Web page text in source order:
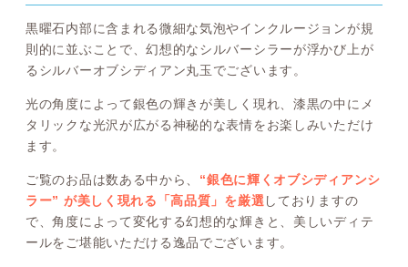
黒曜石内部に含まれる微細な気泡やインクルージョンが規
則的に並ぶことで、幻想的なシルバーシラーが浮かび上が
るシルバーオブシディアン丸玉でございます。
光の角度によって銀色の輝きが美しく現れ、漆黒の中にメ
タリックな光沢が広がる神秘的な表情をお楽しみいただけ
ます。
ご覧のお品は数ある中から、 “銀色に輝くオブシディアンシ
ラー” が美しく現れる「高品質」を厳選 しておりますの
で、角度によって変化する幻想的な輝きと、美しいディテ
ールをご堪能いただける逸品でございます。